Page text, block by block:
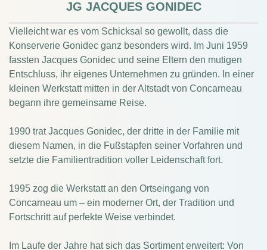
JG JACQUES GONIDEC
Vielleicht war es vom Schicksal so gewollt, dass die
Konserverie Gonidec ganz besonders wird. Im Juni 1959
fassten Jacques Gonidec und seine Eltern den mutigen
Entschluss, ihr eigenes Unternehmen zu gründen. In einer
kleinen Werkstatt mitten in der Altstadt von Concarneau
begann ihre gemeinsame Reise.
1990 trat Jacques Gonidec, der dritte in der Familie mit
diesem Namen, in die Fußstapfen seiner Vorfahren und
setzte die Familientradition voller Leidenschaft fort.
1995 zog die Werkstatt an den Ortseingang von
Concarneau um – ein moderner Ort, der Tradition und
Fortschritt auf perfekte Weise verbindet.
Im Laufe der Jahre hat sich das Sortiment erweitert: Von